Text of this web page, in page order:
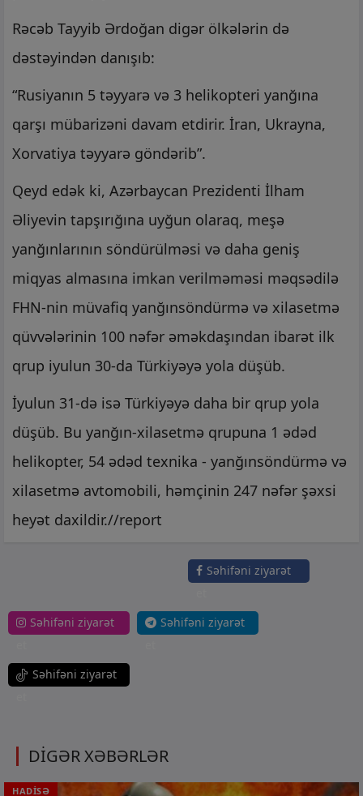
Rəcəb Tayyib Ərdoğan digər ölkələrin də
dəstəyindən danışıb:
“Rusiyanın 5 təyyarə və 3 helikopteri yanğına
qarşı mübarizəni davam etdirir. İran, Ukrayna,
Xorvatiya təyyarə göndərib”.
Qeyd edək ki, Azərbaycan Prezidenti İlham
Əliyevin tapşırığına uyğun olaraq, meşə
yanğınlarının söndürülməsi və daha geniş
miqyas almasına imkan verilməməsi məqsədilə
FHN-nin müvafiq yanğınsöndürmə və xilasetmə
qüvvələrinin 100 nəfər əməkdaşından ibarət ilk
qrup iyulun 30-da Türkiyəyə yola düşüb.
İyulun 31-də isə Türkiyəyə daha bir qrup yola
düşüb. Bu yanğın-xilasetmə qrupuna 1 ədəd
helikopter, 54 ədəd texnika - yanğınsöndürmə və
xilasetmə avtomobili, həmçinin 247 nəfər şəxsi
heyət daxildir.//report
Səhifəni ziyarət
Səhifəni ziyarət
Səhifəni ziyarət
Səhifəni ziyarət
DİGƏR XƏBƏRLƏR
HADİSƏ